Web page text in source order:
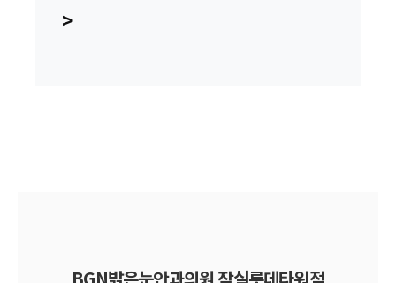
>
BGN밝은눈안과의원 잠실롯데타워점